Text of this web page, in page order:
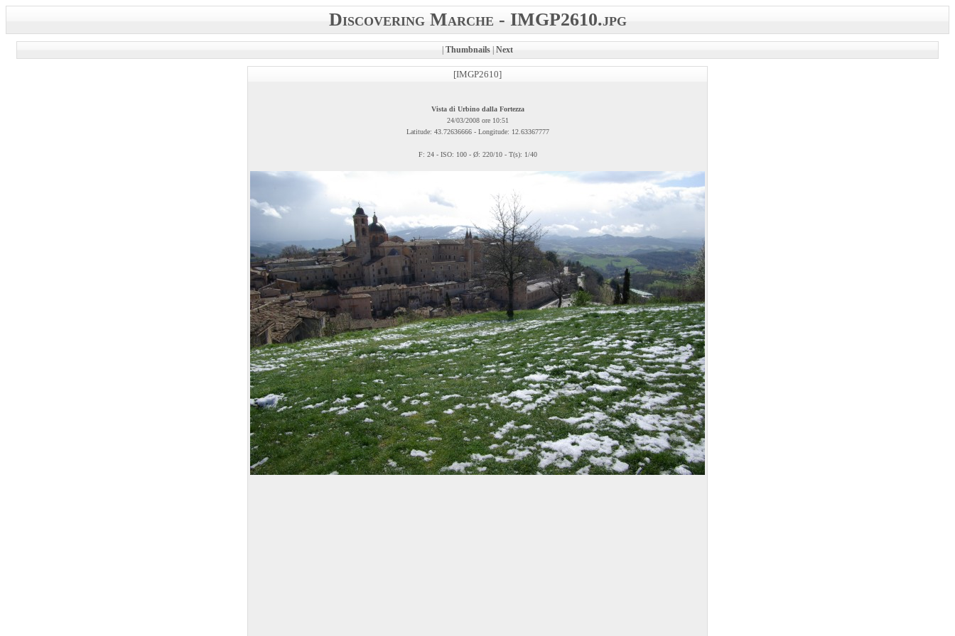
Discovering Marche - IMGP2610.jpg
Thumbnails Next
[IMGP2610]
Vista di Urbino dalla Fortezza
24/03/2008 ore 10:51
Latitude: 43.72636666 - Longitude: 12.63367777
F: 24 - ISO: 100 - Ø: 220/10 - T(s): 1/40